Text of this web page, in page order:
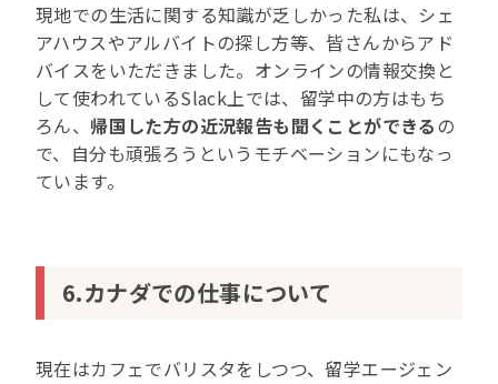
現地での生活に関する知識が乏しかった私は、シェ
アハウスやアルバイトの探し方等、皆さんからアド
バイスをいただきました。オンラインの情報交換と
して使われているSlack上では、留学中の方はもち
ろん、 帰国した方の近況報告も聞くことができる の
で、自分も頑張ろうというモチベーションにもなっ
ています。
6.カナダでの仕事について
現在はカフェでバリスタをしつつ、留学エージェン